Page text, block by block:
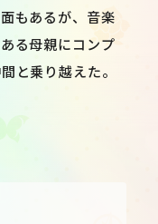
もあるが、音楽
る母親にコンプ
と乗り越えた。